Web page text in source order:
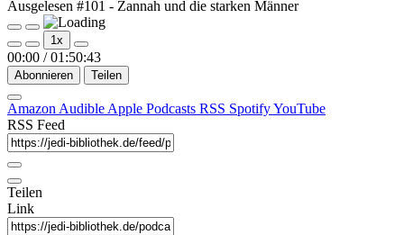
Ausgelesen #101 - Zannah und die starken Männer
Play
Episode
Pause
Episode
1x
00:00 / 01:50:43
Abonnieren Teilen
Amazon Audible Apple Podcasts RSS SpotifyYouTube
RSS Feed
Teilen
Link